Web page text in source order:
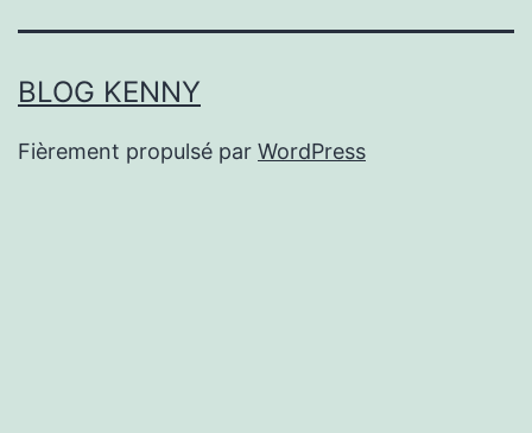
BLOG KENNY
Fièrement propulsé par WordPress